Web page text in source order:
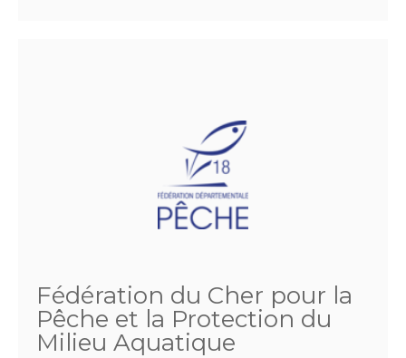
Fédération du Cher pour la
Pêche et la Protection du
Milieu Aquatique